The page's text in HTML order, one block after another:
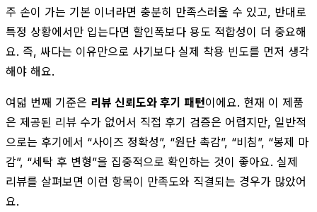
주 손이 가는 기본 이너라면 충분히 만족스러울 수 있고, 반대로
특정 상황에서만 입는다면 할인폭보다 용도 적합성이 더 중요해
요. 즉, 싸다는 이유만으로 사기보다 실제 착용 빈도를 먼저 생각
해야 해요.
여덟 번째 기준은 리뷰 신뢰도와 후기 패턴이에요. 현재 이 제품
은 제공된 리뷰 수가 없어서 직접 후기 검증은 어렵지만, 일반적
으로는 후기에서 “사이즈 정확성”, “원단 촉감”, “비침”, “봉제 마
감”, “세탁 후 변형”을 집중적으로 확인하는 것이 좋아요. 실제
리뷰를 살펴보면 이런 항목이 만족도와 직결되는 경우가 많았어
요.